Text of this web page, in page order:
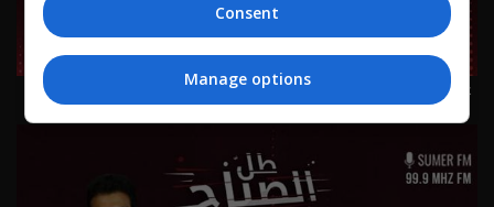
عل ماشي - شنو الي يضوجك؟ 22-7-2026 | 2026
Consent
Manage options